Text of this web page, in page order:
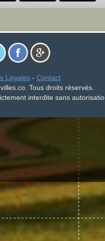
Légales - Contact
Tous droits réservés.
interdite sans